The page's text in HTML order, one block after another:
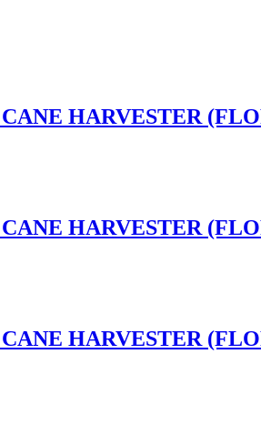
HARVESTER
HARVESTER
HARVESTER